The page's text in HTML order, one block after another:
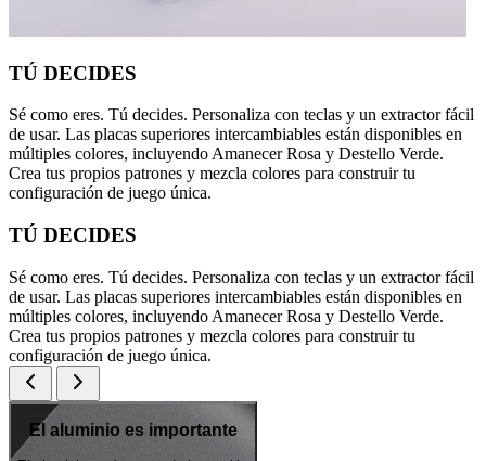
TÚ DECIDES
Sé como eres. Tú decides. Personaliza con teclas y un extractor fácil
de usar. Las placas superiores intercambiables están disponibles en
múltiples colores, incluyendo Amanecer Rosa y Destello Verde.
Crea tus propios patrones y mezcla colores para construir tu
configuración de juego única.
TÚ DECIDES
Sé como eres. Tú decides. Personaliza con teclas y un extractor fácil
de usar. Las placas superiores intercambiables están disponibles en
múltiples colores, incluyendo Amanecer Rosa y Destello Verde.
Crea tus propios patrones y mezcla colores para construir tu
configuración de juego única.
El aluminio es importante